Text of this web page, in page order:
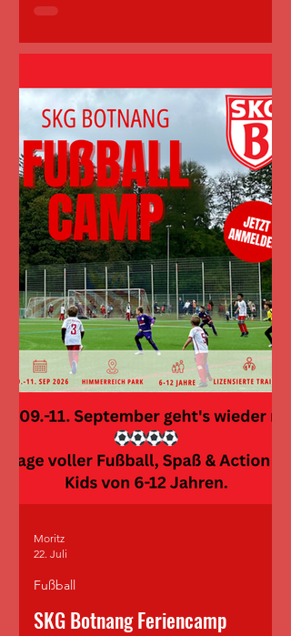
SKG Botnang Feriencamp
Fußball
Moritz
22. Juli